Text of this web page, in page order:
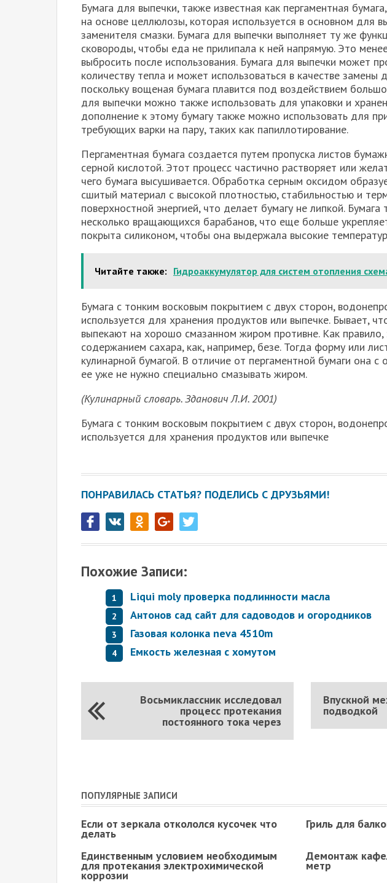
Бумага для выпечки, также известная как пергаментная
на основе целлюлозы, которая используется в основном для
заменителя смазки. Бумага для выпечки выполняет ту же
сковороды, чтобы еда не прилипала к ней напрямую. Это
выбросить после использования. Бумага для выпечки может
количеству тепла и может использоваться в качестве замены
поскольку вощеная бумага плавится под воздействием
для выпечки можно также использовать для упаковки и
дополнение к этому бумагу также можно использовать для
требующих варки на пару, таких как папиллотирование.
Пергаментная бумага создается путем пропуска листов
серной кислотой. Этот процесс частично растворяет или
чего бумага высушивается. Обработка серным оксидом
сшитый материал с высокой плотностью, стабильностью и
поверхностной энергией, что делает бумагу не липкой.
несколько вращающихся барабанов, что еще больше
покрыта силиконом, чтобы она выдержала высокие
Читайте также: Гидроаккумулятор для систем отопления
Бумага с тонким восковым покрытием с двух сторон,
используется для хранения продуктов или выпечке. Бывает,
выпекают на хорошо смазанном жиром противне. Как правило,
содержанием сахара, как, например, безе. Тогда форму или
кулинарной бумагой. В отличие от пергаментной бумаги она
ее уже не нужно специально смазывать жиром.
(Кулинарный словарь. Зданович Л.И. 2001)
Бумага с тонким восковым покрытием с двух сторон,
используется для хранения продуктов или выпечке
ПОНРАВИЛАСЬ СТАТЬЯ? ПОДЕЛИСЬ С ДРУЗЬЯМИ!
Похожие Записи:
Liqui moly проверка подлинности масла
Антонов сад сайт для садоводов и огородников
Газовая колонка neva 4510m
Емкость железная с хомутом
Впускной
подводкой
Восьмиклассник исследовал
процесс протекания
постоянного тока через
ПОПУЛЯРНЫЕ ЗАПИСИ
Если от зеркала откололся кусочек что
делать
Гриль для
Единственным условием необходимым
для протекания электрохимической
коррозии
Демонтаж
метр